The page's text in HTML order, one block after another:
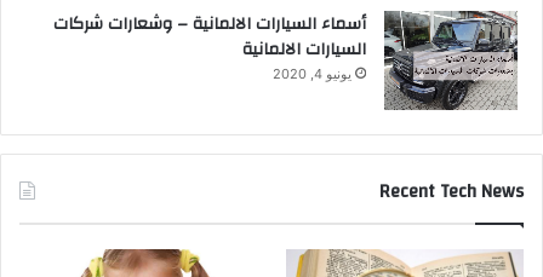
أسماء السيارات الالمانية – وشعارات شركات
السيارات الالمانية
يونيو 4, 2020
Recent Tech News